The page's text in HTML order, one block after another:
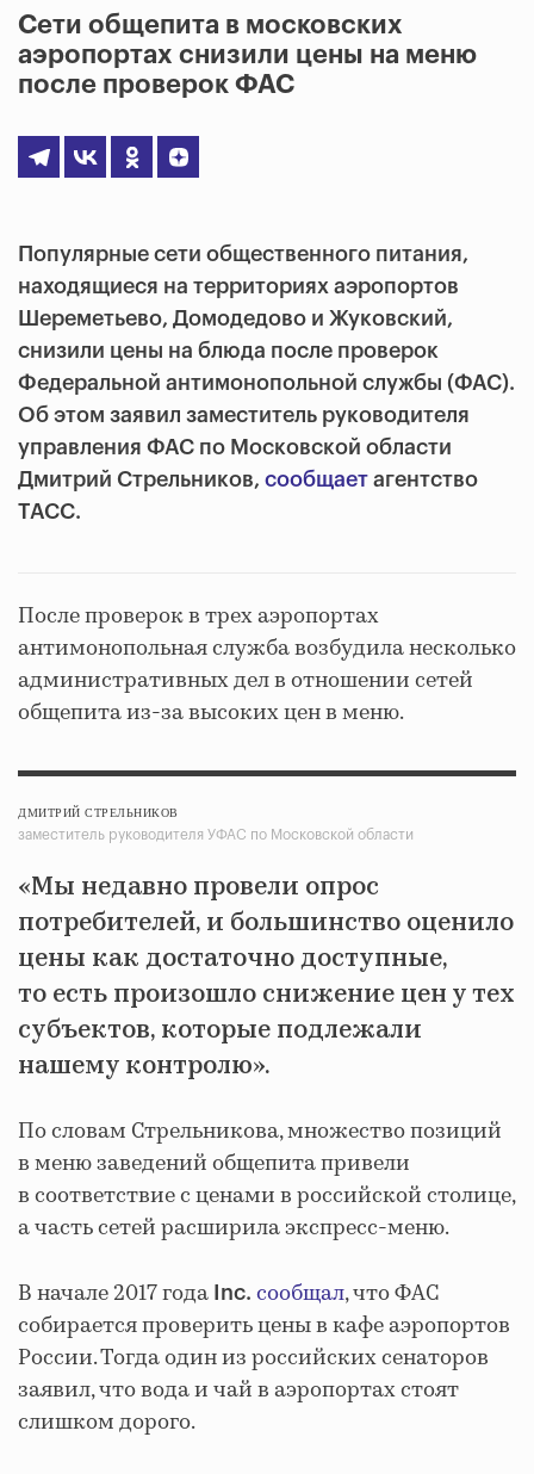
Сети общепита в московских
аэропортах снизили цены на меню
после проверок ФАС
Популярные сети общественного питания,
находящиеся на территориях аэропортов
Шереметьево, Домодедово и Жуковский,
снизили цены на блюда после проверок
Федеральной антимонопольной службы (ФАС).
Об этом заявил заместитель руководителя
управления ФАС по Московской области
Дмитрий Стрельников, сообщает агентство
ТАСС.
После проверок в трех аэропортах
антимонопольная служба возбудила несколько
административных дел в отношении сетей
общепита из-за высоких цен в меню.
ДМИТРИЙ СТРЕЛЬНИКОВ
заместитель руководителя УФАС по Московской области
«Мы недавно провели опрос
потребителей, и большинство оценило
цены как достаточно доступные,
то есть произошло снижение цен у тех
субъектов, которые подлежали
нашему контролю».
По словам Стрельникова, множество позиций
в меню заведений общепита привели
в соответствие с ценами в российской столице,
а часть сетей расширила экспресс-меню.
В начале 2017 года Inc. сообщал, что ФАС
собирается проверить цены в кафе аэропортов
России. Тогда один из российских сенаторов
заявил, что вода и чай в аэропортах стоят
слишком дорого.